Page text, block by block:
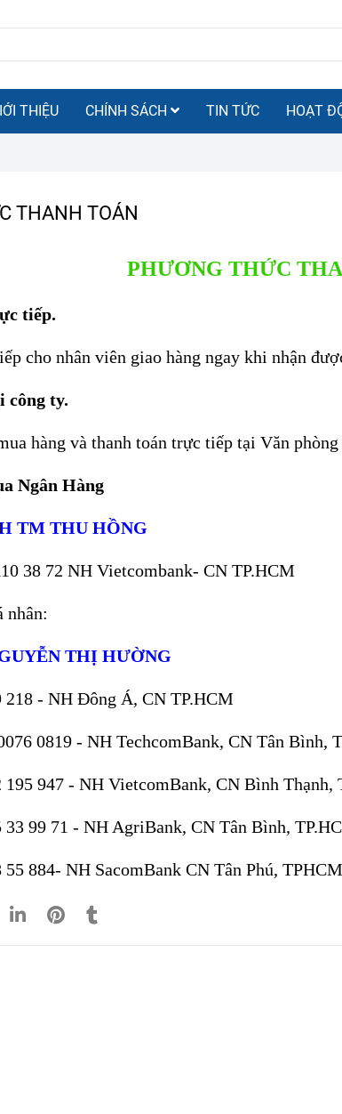
THIỆU CHÍNH SÁCH TIN TỨC HOẠT
THANH TOÁN
PHƯƠNG THỨC
tiếp.
cho nhân viên giao hàng ngay khi nhận
công ty.
hàng và thanh toán trực tiếp tại Văn
Ngân Hàng
TM THU HỒNG
38 72 NH Vietcombank- CN TP.HCM
nhân:
THỊ HƯỜNG
218 - NH Đông Á, CN TP.HCM
0819 - NH TechcomBank, CN Tân Bình,
195 947 - NH VietcomBank, CN Bình Thạnh,
33 99 71 - NH AgriBank, CN Tân Bình,
55 884- NH SacomBank CN Tân Phú, TPHCM